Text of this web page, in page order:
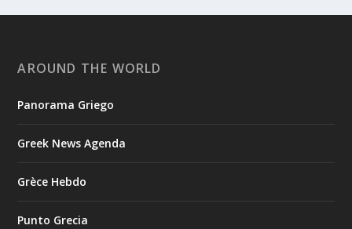
AROUND THE WORLD
Panorama Griego
Greek News Agenda
Grèce Hebdo
Punto Grecia